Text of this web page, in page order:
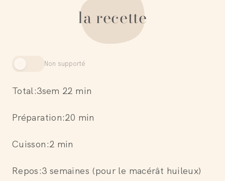
la recette
Non supporté
Total:3sem 22 min
Préparation:20 min
Cuisson:2 min
Repos:3 semaines (pour le macérât huileux)